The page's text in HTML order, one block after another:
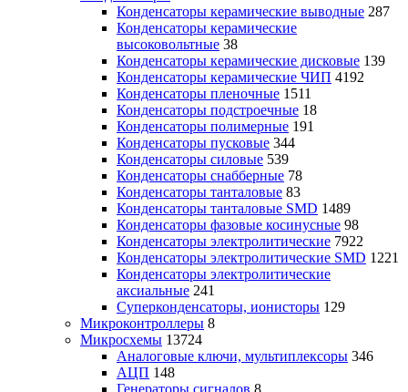
Конденсаторы керамические выводные 287
Конденсаторы керамические
высоковольтные 38
Конденсаторы керамические дисковые 139
Конденсаторы керамические ЧИП 4192
Конденсаторы пленочные 1511
Конденсаторы подстроечные 18
Конденсаторы полимерные 191
Конденсаторы пусковые 344
Конденсаторы силовые 539
Конденсаторы снабберные 78
Конденсаторы танталовые 83
Конденсаторы танталовые SMD 1489
Конденсаторы фазовые косинусные 98
Конденсаторы электролитические 7922
Конденсаторы электролитические SMD 1221
Конденсаторы электролитические
аксиальные 241
Суперконденсаторы, ионисторы 129
Микроконтроллеры 8
Микросхемы 13724
Аналоговые ключи, мультиплексоры 346
АЦП 148
Генераторы сигналов 8